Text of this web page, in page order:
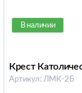
В наличии
Крест
Артикул: ЛМК-2Б